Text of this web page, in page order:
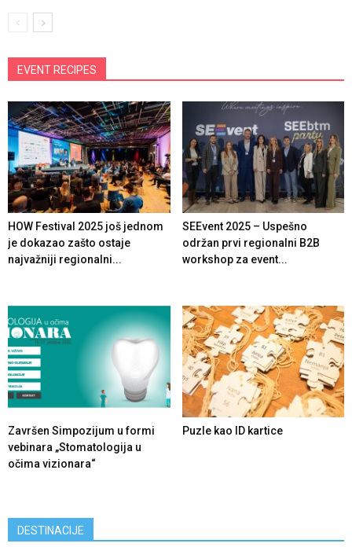
EVENT RECIPES
HOW Festival 2025 još jednom
je dokazao zašto ostaje
najvažniji regionalni...
SEEvent 2025 – Uspešno
održan prvi regionalni B2B
workshop za event...
Završen Simpozijum u formi
vebinara „Stomatologija u
očima vizionara“
Puzle kao ID kartice
DESTINACIJE